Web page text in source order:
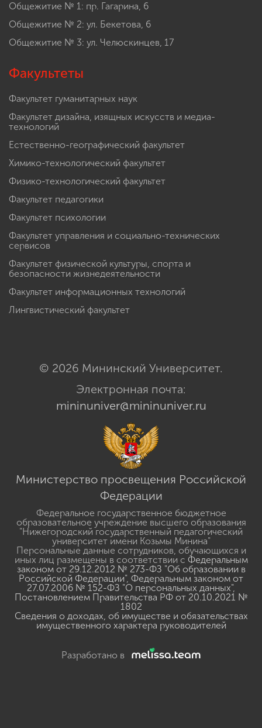
Общежитие № 1: пр. Гагарина, 6
Общежитие № 2: ул. Бекетова, 6
Общежитие № 3: ул. Челюскинцев, 17
Факультеты
Факультет гуманитарных наук
Факультет дизайна, изящных искусств и медиа-
технологий
Естественно-географический факультет
Химико-технологический факультет
Физико-технологический факультет
Факультет педагогики
Факультет психологии
Факультет управления и социально-технических
сервисов
Факультет физической культуры, спорта и
безопасности жизнедеятельности
Факультет информационных технологий
Лингвистический факультет
© 2026 Мининский Университет.
Электронная почта:
mininuniver@mininuniver.ru
Министерство просвещения Российской
Федерации
Федеральное государственное бюджетное
образовательное учреждение высшего образования
"Нижегородский государственный педагогический
университет имени Козьмы Минина"
Персональные данные сотрудников, обучающихся и
иных лиц размещены в соответствии с Федеральным
законом от 29.12.2012 № 273-ФЗ "Об образовании в
Российской Федерации", Федеральным законом от
27.07.2006 № 152-ФЗ "О персональных данных",
Постановлением Правительства РФ от 20.10.2021 №
1802
Сведения о доходах, об имуществе и обязательствах
имущественного характера руководителей
Разработано в